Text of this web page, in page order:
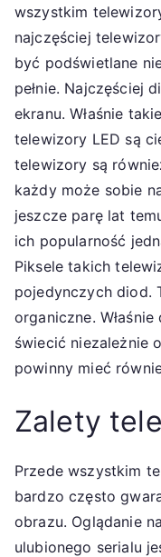
wszystkim
najczęściej
być podświetlane
pełnie. Najczęściej
ekranu. Właśnie
telewizory LED są
telewizory są
każdy może sobie
jeszcze parę lat
ich popularność
Piksele takich
pojedynczych diod.
organiczne.
świecić niezależnie
powinny mieć
Zalety
Przede wszystkim
bardzo często
obrazu. Oglądanie
ulubionego serialu